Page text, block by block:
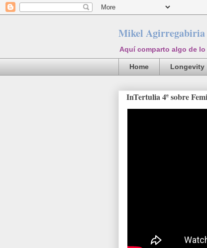
Mikel Agirregabiria
Aquí comparto algo de
Home Longevity
InTertulia 4ª sobre